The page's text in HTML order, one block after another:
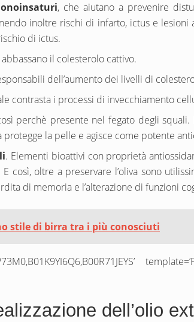
, che aiutano a prevenire
inoltre rischi di infarto, ictus e
di ictus.
abbassano il colesterolo cattivo.
dell’aumento dei livelli di
contrasta i processi di invecchiamento
perchè presente nel fegato degli
protegge la pelle e agisce come potente
. Elementi bioattivi con proprietà
così, oltre a preservare l’oliva sono
di memoria e l’alterazione di funzioni
stile di birra tra i più conosciuti
dell’olio